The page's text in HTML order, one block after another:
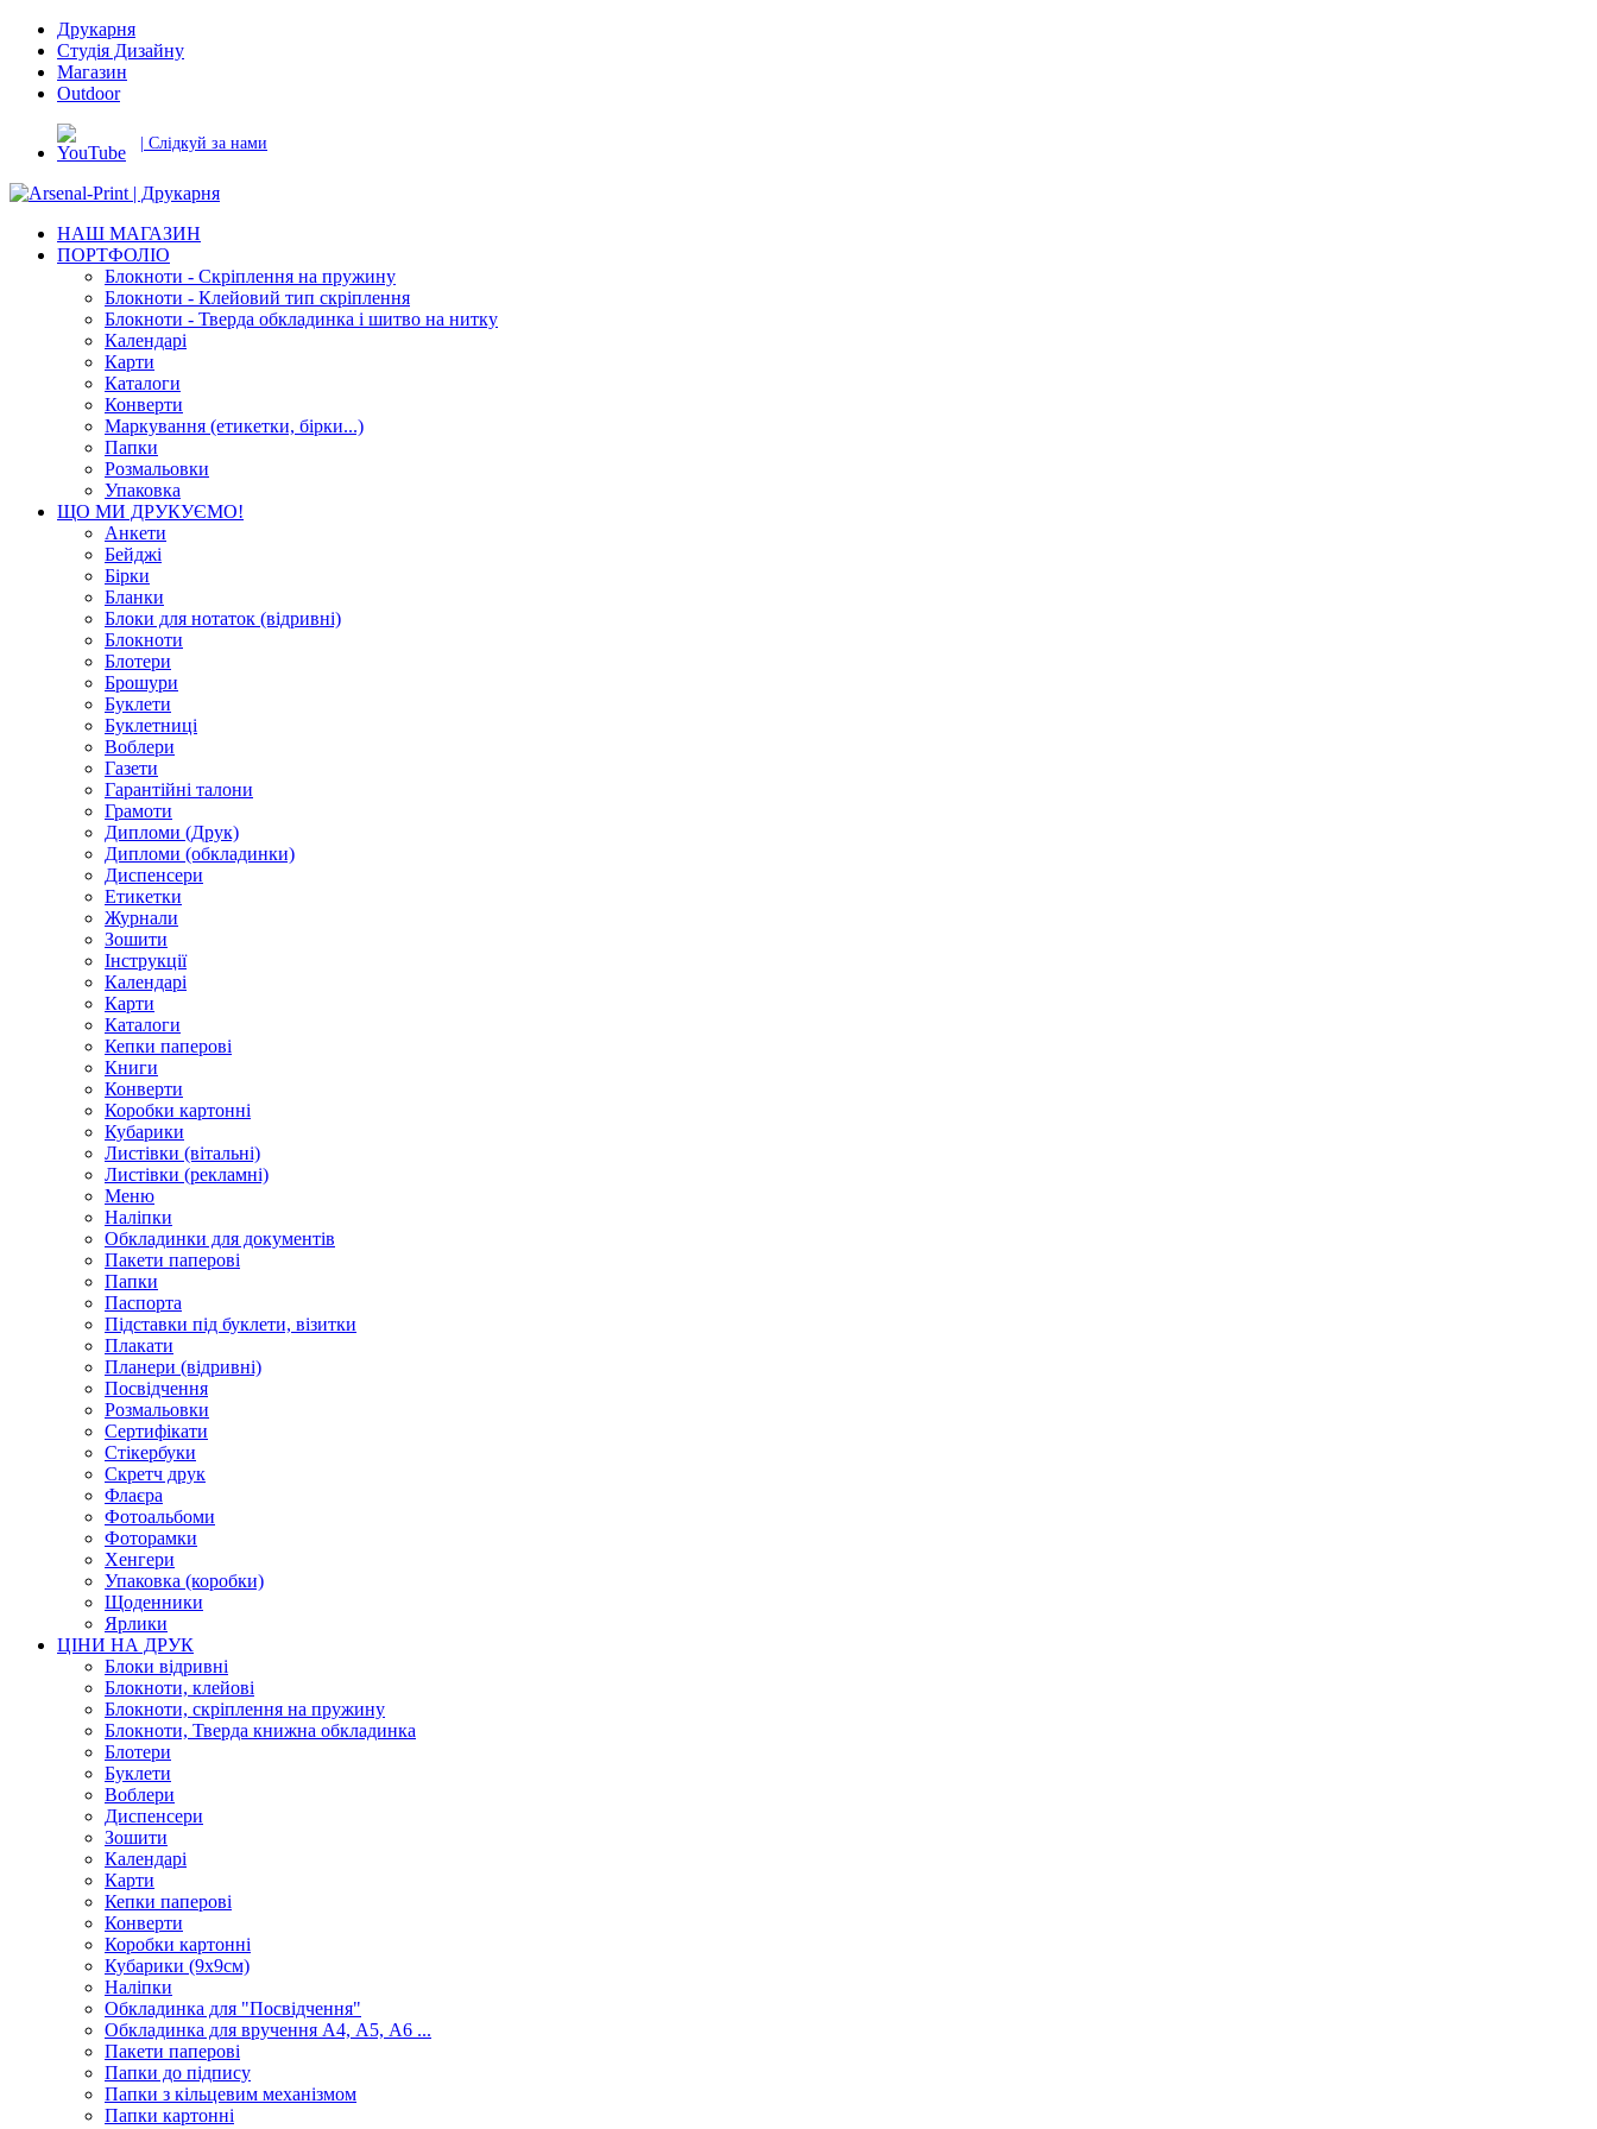
Друкарня
Студія Дизайну
Магазин
Outdoor
| Слідкуй за нами
НАШ МАГАЗИН
ПОРТФОЛІО
Блокноти - Скріплення на пружину
Блокноти - Клейовий тип скріплення
Блокноти - Тверда обкладинка і шитво на нитку
Календарі
Карти
Каталоги
Конверти
Маркування (етикетки, бірки...)
Папки
Розмальовки
Упаковка
ЩО МИ ДРУКУЄМО!
Анкети
Бейджі
Бірки
Бланки
Блоки для нотаток (відривні)
Блокноти
Блотери
Брошури
Буклети
Буклетниці
Воблери
Газети
Гарантійні талони
Грамоти
Дипломи (Друк)
Дипломи (обкладинки)
Диспенсери
Етикетки
Журнали
Зошити
Інструкції
Календарі
Карти
Каталоги
Кепки паперові
Книги
Конверти
Коробки картонні
Кубарики
Листівки (вітальні)
Листівки (рекламні)
Меню
Наліпки
Обкладинки для документів
Пакети паперові
Папки
Паспорта
Підставки під буклети, візитки
Плакати
Планери (відривні)
Посвідчення
Розмальовки
Сертифікати
Стікербуки
Скретч друк
Флаєра
Фотоальбоми
Фоторамки
Хенгери
Упаковка (коробки)
Щоденники
Ярлики
ЦІНИ НА ДРУК
Блоки відривні
Блокноти, клейові
Блокноти, скріплення на пружину
Блокноти, Тверда книжна обкладинка
Блотери
Буклети
Воблери
Диспенсери
Зошити
Календарі
Карти
Кепки паперові
Конверти
Коробки картонні
Кубарики (9х9см)
Наліпки
Обкладинка для "Посвідчення"
Обкладинка для вручення А4, А5, А6 ...
Пакети паперові
Папки до підпису
Папки з кільцевим механізмом
Папки картонні